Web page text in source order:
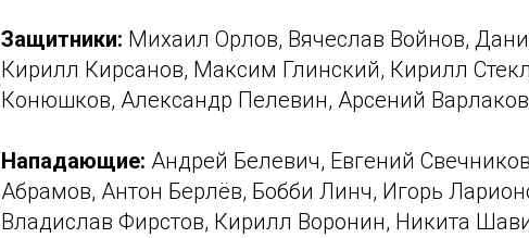
Защитники: Михаил Орлов, Вячеслав Войнов,
Кирилл Кирсанов, Максим Глинский, Кирилл
Конюшков, Александр Пелевин, Арсений
Нападающие: Андрей Белевич, Евгений
Абрамов, Антон Берлёв, Бобби Линч, Игорь
Владислав Фирстов, Кирилл Воронин, Никита